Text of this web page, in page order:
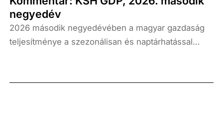
negyedév
2026 második negyedévében a magyar gazdaság
teljesítménye a szezonálisan és naptárhatással
százalékkal, míg az előző negyedévhez képest 0,4